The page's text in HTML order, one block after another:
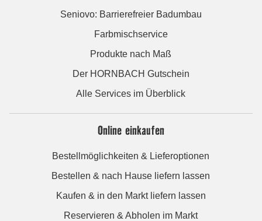
Seniovo: Barrierefreier Badumbau
Farbmischservice
Produkte nach Maß
Der HORNBACH Gutschein
Alle Services im Überblick
Online einkaufen
Bestellmöglichkeiten & Lieferoptionen
Bestellen & nach Hause liefern lassen
Kaufen & in den Markt liefern lassen
Reservieren & Abholen im Markt